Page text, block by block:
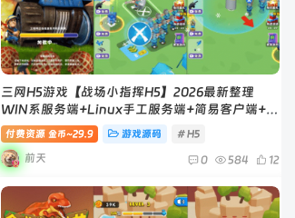
三网H5游戏【战场小指挥H5】2026最新整理
WIN系服务端+Linux手工服务端+简易客户端+教
程
付费资源 金币~29.9 游戏源码 # H5
前天 0 584 12